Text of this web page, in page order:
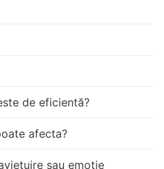
de eficientă?
afecta?
sau emoție